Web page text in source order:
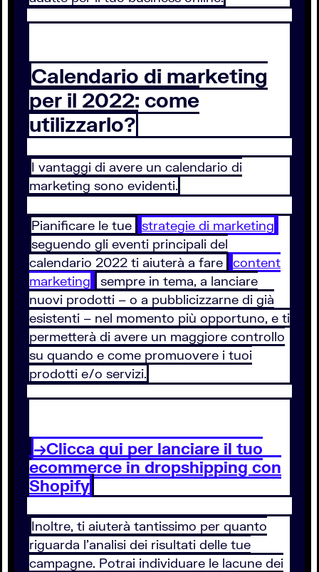
Calendario di marketing
per il 2022: come
utilizzarlo?
I vantaggi di avere un calendario di
marketing sono evidenti.
Pianificare le tue
strategie di marketing
seguendo gli eventi principali del
calendario 2022 ti aiuterà a fare
content
marketing
sempre in tema, a lanciare
nuovi prodotti – o a pubblicizzarne di già
esistenti – nel momento più opportuno, e ti
permetterà di avere un maggiore controllo
su quando e come promuovere i tuoi
prodotti e/o servizi.
→Clicca qui per lanciare il tuo
ecommerce in dropshipping con
Shopify
Inoltre, ti aiuterà tantissimo per quanto
riguarda l’analisi dei risultati delle tue
campagne. Potrai individuare le lacune dei